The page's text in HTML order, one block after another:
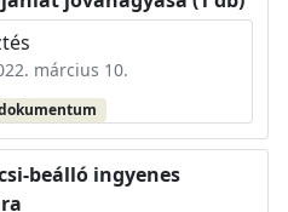
március 10.
beálló ingyenes